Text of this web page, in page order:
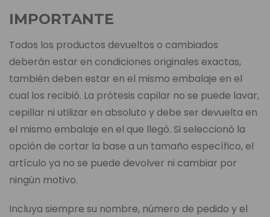
IMPORTANTE
Todos los productos devueltos o cambiados
deberán estar en condiciones originales exactas,
también deben estar en el mismo embalaje en el
cual los recibió. La prótesis capilar no se puede lavar,
cepillar ni utilizar en absoluto y debe ser devuelta en
el mismo embalaje en el que llegó. Si seleccionó la
opción de cortar la base a un tamaño específico, el
artículo ya no se puede devolver ni cambiar por
ningún motivo.
Incluya siempre su nombre, número de pedido y el